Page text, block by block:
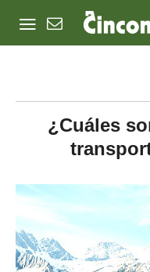
¿Cuáles